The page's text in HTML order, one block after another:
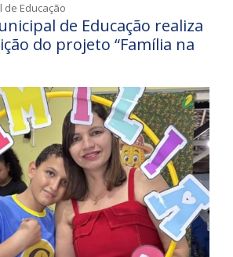
de Educação
de Educação realiza
do projeto “Família na